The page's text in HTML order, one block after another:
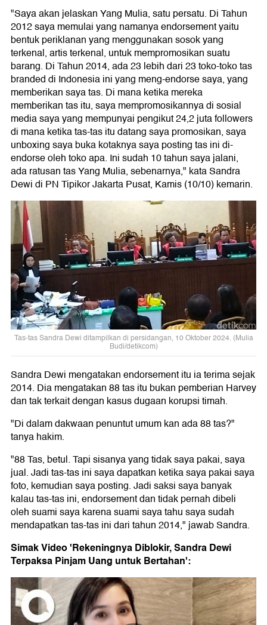
"Saya akan jelaskan Yang Mulia, satu persatu. Di Tahun
2012 saya memulai yang namanya endorsement yaitu
bentuk periklanan yang menggunakan sosok yang
terkenal, artis terkenal, untuk mempromosikan suatu
barang. Di Tahun 2014, ada 23 lebih dari 23 toko-toko tas
branded di Indonesia ini yang meng-endorse saya, yang
memberikan saya tas. Di mana ketika mereka
memberikan tas itu, saya mempromosikannya di sosial
media saya yang mempunyai pengikut 24,2 juta followers
di mana ketika tas-tas itu datang saya promosikan, saya
unboxing saya buka kotaknya saya posting tas ini di-
endorse oleh toko apa. Ini sudah 10 tahun saya jalani,
ada ratusan tas Yang Mulia, sebenarnya," kata Sandra
Dewi di PN Tipikor Jakarta Pusat, Kamis (10/10) kemarin.
Tas-tas Sandra Dewi ditampilkan di persidangan, 10 Oktober 2024. (Mulia
Budi/detikcom)
Sandra Dewi mengatakan endorsement itu ia terima sejak
2014. Dia mengatakan 88 tas itu bukan pemberian Harvey
dan tak terkait dengan kasus dugaan korupsi timah.
"Di dalam dakwaan penuntut umum kan ada 88 tas?"
tanya hakim.
"88 Tas, betul. Tapi sisanya yang tidak saya pakai, saya
jual. Jadi tas-tas ini saya dapatkan ketika saya pakai saya
foto, kemudian saya posting. Jadi saksi saya banyak
kalau tas-tas ini, endorsement dan tidak pernah dibeli
oleh suami saya karena suami saya tahu saya sudah
mendapatkan tas-tas ini dari tahun 2014," jawab Sandra.
Simak Video 'Rekeningnya Diblokir, Sandra Dewi
Terpaksa Pinjam Uang untuk Bertahan':